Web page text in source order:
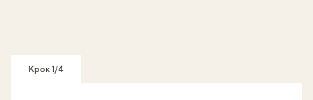
Крок 1/4